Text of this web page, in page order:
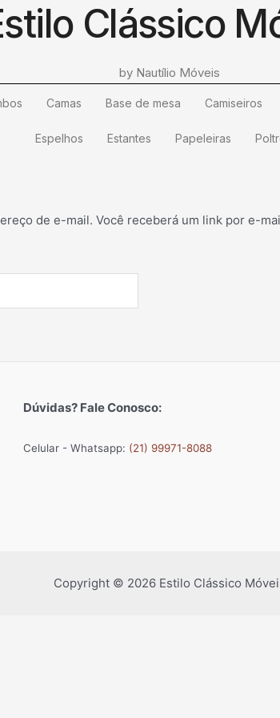
Clássico
by Nautílio Móveis
Camas Base de mesa Camiseiros
Espelhos Estantes Papeleiras
de e-mail. Você receberá um link por e-
Dúvidas? Fale Conosco:
Celular - Whatsapp: (21) 99971-8088
Copyright © 2026 Estilo Clássico